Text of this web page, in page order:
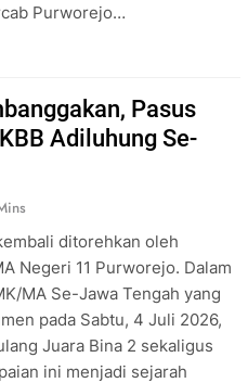
Purworejo…
Pasus
Adiluhung Se-
ditorehkan oleh
Negeri 11 Purworejo. Dalam
MA Se-Jawa Tengah yang
pada Sabtu, 4 Juli 2026,
Juara Bina 2 sekaligus
ini menjadi sejarah